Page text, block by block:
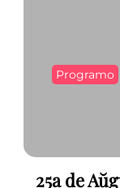
Programo
25a de